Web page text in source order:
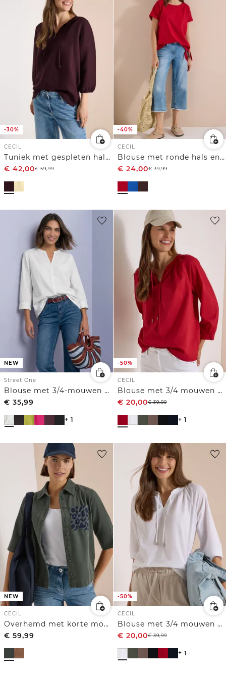
-30%
CECIL
Tuniek met gespleten hals in linnenmix
€ 42,00€59,99
-40%
CECIL
Blouse met ronde hals en knoopdetail
€ 24,00€39,99
NEW
Street One
Blouse met 3/4-mouwen en split in de hals
€ 35,99
+ 1
-50%
CECIL
Blouse met 3/4 mouwen en gespleten hals in effen kleur
€ 20,00€39,99
+ 1
NEW
CECIL
Overhemd met korte mouwen van corduroy met borstzak
€ 59,99
-50%
CECIL
Blouse met 3/4 mouwen en gespleten hals in effen kleur
€ 20,00€39,99
+ 1